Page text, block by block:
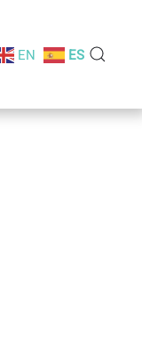
EN ES